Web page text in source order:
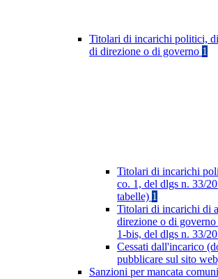
Titolari di incarichi politici,
di direzione o di governo 1
Titolari di incarichi
co. 1, del dlgs n. 33/
tabelle) 1
Titolari di incarichi di
direzione o di
1-bis, del dlgs n. 33/
Cessati dall'incarico
pubblicare sul sito
Sanzioni per mancata